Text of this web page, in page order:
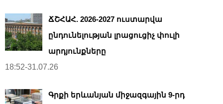
ՃՇՀԱՀ. 2026-2027 ուստարվա
ընդունելության լրացուցիչ փուլի
արդյունքները
18:52-31.07.26
Գրքի երևանյան միջազգային 9-րդ